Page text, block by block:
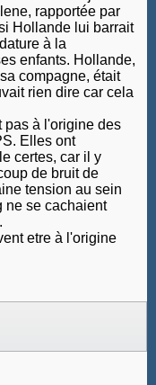
rapportée par
Hollande lui barrait
à la
enfants. Hollande,
compagne, était
rien dire car cela
pas à l'origine des
Elles ont
certes, car il y
de bruit de
tension au sein
ne se cachaient
etre à l'origine